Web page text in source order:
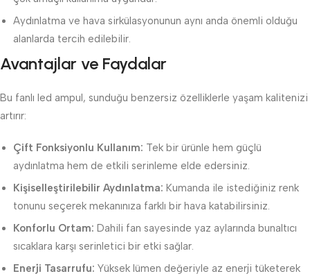
Aydınlatma ve hava sirkülasyonunun aynı anda önemli olduğu
alanlarda tercih edilebilir.
Avantajlar ve Faydalar
Bu fanlı led ampul, sunduğu benzersiz özelliklerle yaşam kalitenizi
artırır:
Çift Fonksiyonlu Kullanım: Tek bir ürünle hem güçlü
aydınlatma hem de etkili serinleme elde edersiniz.
Kişiselleştirilebilir Aydınlatma: Kumanda ile istediğiniz renk
tonunu seçerek mekanınıza farklı bir hava katabilirsiniz.
Konforlu Ortam: Dahili fan sayesinde yaz aylarında bunaltıcı
sıcaklara karşı serinletici bir etki sağlar.
Enerji Tasarrufu: Yüksek lümen değeriyle az enerji tüketerek